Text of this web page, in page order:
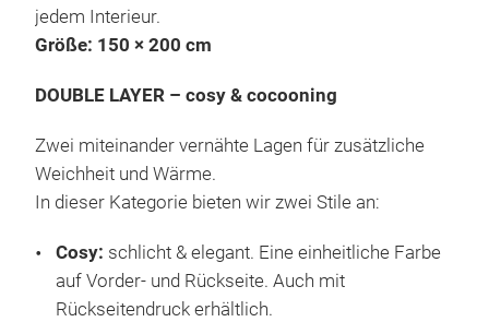
jedem Interieur.
Größe: 150 × 200 cm
DOUBLE LAYER – cosy & cocooning
Zwei miteinander vernähte Lagen für zusätzliche
Weichheit und Wärme.
In dieser Kategorie bieten wir zwei Stile an:
Cosy: schlicht & elegant. Eine einheitliche Farbe
auf Vorder- und Rückseite. Auch mit
Rückseitendruck erhältlich.